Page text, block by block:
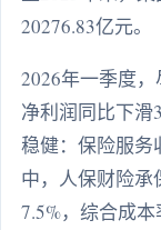
20276.83亿元。
2026年一季度
净利润同比下滑
稳健：保险服务
中，人保财险承
7.5%，综合成